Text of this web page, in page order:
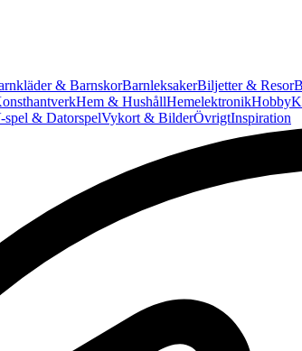
& BarnskorBarnleksakerBiljetter & Resor
Hem & HushållHemelektronikHobby
spel & DatorspelVykort & BilderÖvrigtInspiration